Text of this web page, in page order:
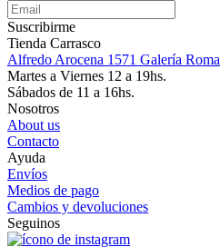
Suscribirme
Tienda Carrasco
Alfredo Arocena 1571 Galería Roma
Martes a Viernes 12 a 19hs.
Sábados de 11 a 16hs.
Nosotros
About us
Contacto
Ayuda
Envíos
Medios de pago
Cambios y devoluciones
Seguinos